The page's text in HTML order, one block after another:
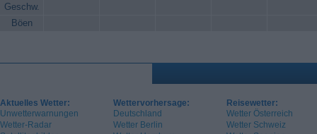
Geschw.
Böen
Aktuelles Wetter:
Unwetterwarnungen
Wetter-Radar
Wettervorhersage:
Deutschland
Wetter Berlin
Reisewetter:
Wetter Österreich
Wetter Schweiz